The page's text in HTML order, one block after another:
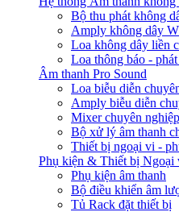
Bộ thu phát không
Amply không dây
Loa không dây liền
Loa thông báo -
Âm thanh Pro Sound
Loa biễu diễn
Amply biễu diễn
Mixer chuyên nghiệp
Bộ xử lý âm thanh
Thiết bị ngoại vi -
Phụ kiện & Thiết bị Ngoại
Phụ kiện âm thanh
Bộ điều khiển âm
Tủ Rack đặt thiết bị